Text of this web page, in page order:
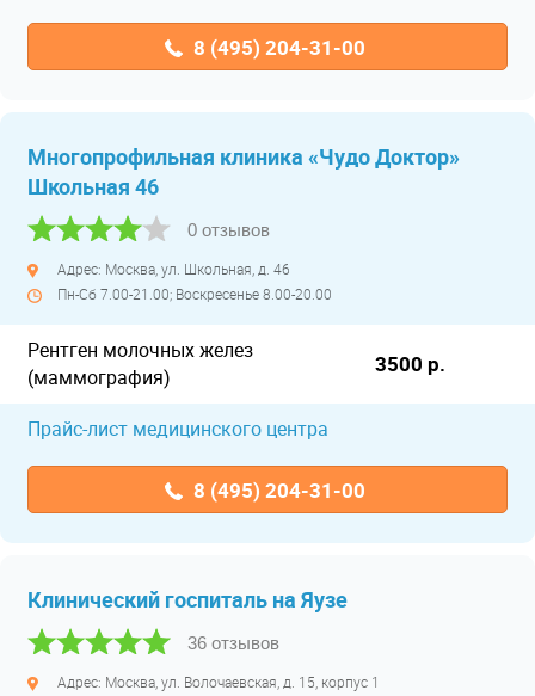
8 (495) 204-31-00
Многопрофильная клиника «Чудо Доктор»
Школьная 46
0 отзывов
Адрес: Москва, ул. Школьная, д. 46
Пн-Сб 7.00-21.00; Воскресенье 8.00-20.00
Рентген молочных желез
(маммография)
3500 р.
Прайс-лист медицинского центра
8 (495) 204-31-00
Клинический госпиталь на Яузе
36 отзывов
Адрес: Москва, ул. Волочаевская, д. 15, корпус 1